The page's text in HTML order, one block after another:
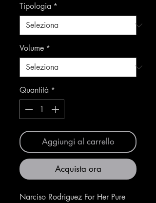
Tipologia *
Volume *
Quantità *
Aggiungi al carrello
Acquista ora
Narciso Rodriguez For Her Pure